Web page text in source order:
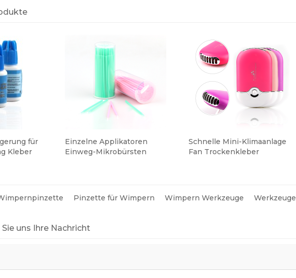
für
Kleber
Einzelne Applikatoren
Einweg-Mikrobürsten
Schnelle Mini-Klimaanlage
Fan Trockenkleber
Pinzette für Wimpern Wimpern Werkzeuge Werkzeuge
uns Ihre Nachricht